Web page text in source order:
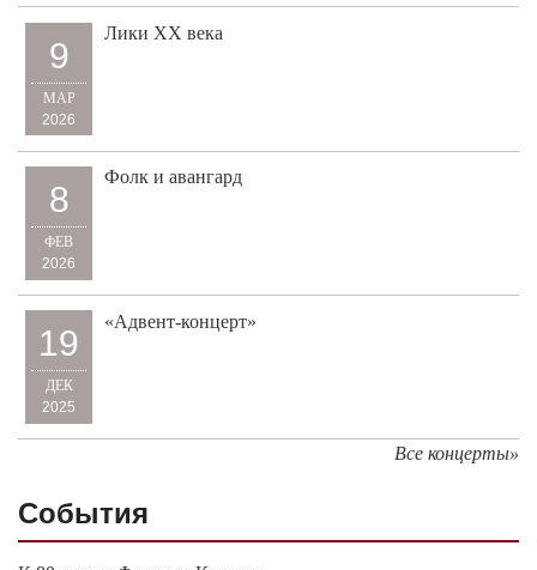
9
МАР
2026
Лики XX века
8
ФЕВ
2026
Фолк и авангард
19
ДЕК
2025
«Адвент-концерт»
Все концерты»
События